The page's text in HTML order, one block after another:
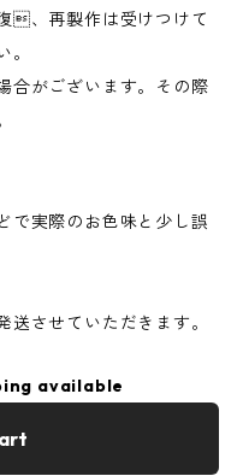
、再製作は受けつけて
合がございます。その際
で実際のお色味と少し誤
させていただきます。
available